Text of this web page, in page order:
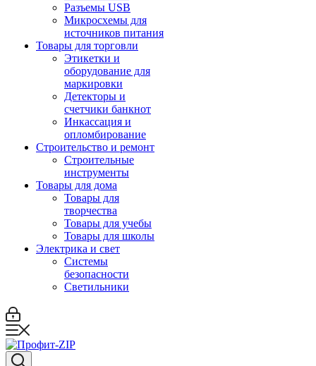
Разъемы USB
Микросхемы для
источников питания
Товары для торговли
Этикетки и
оборудование для
маркировки
Детекторы и
счетчики банкнот
Инкассация и
опломбирование
Строительство и ремонт
Строительные
инструменты
Товары для дома
Товары для
творчества
Товары для учебы
Товары для школы
Электрика и свет
Системы
безопасности
Светильники